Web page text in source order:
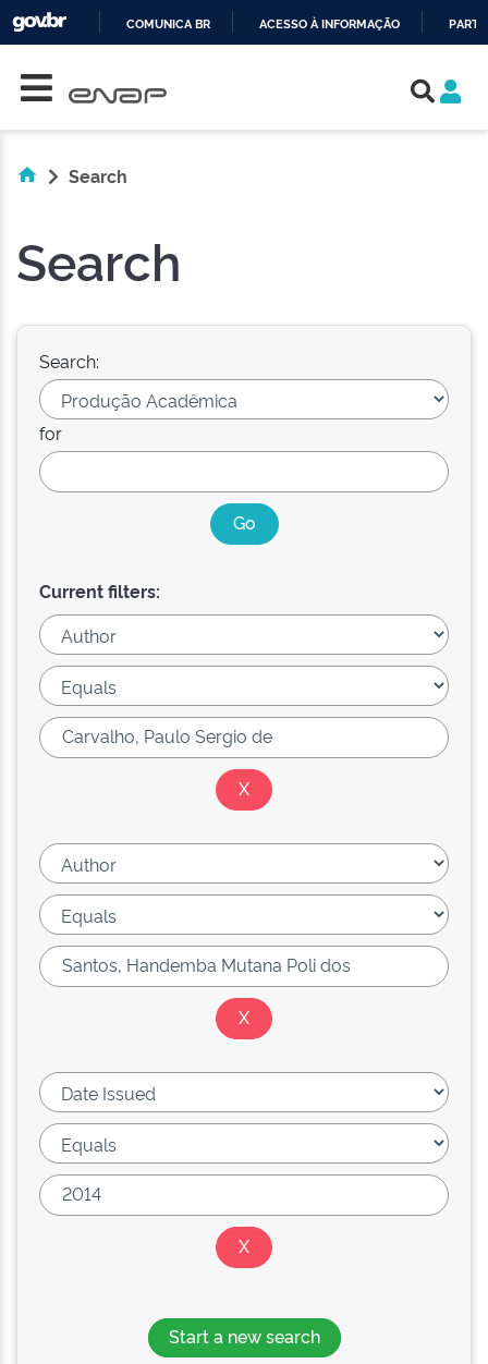
COMUNICA BR ACESSO À INFORMAÇÃO
Search
Search
Search:
for
Current filters:
Start a new search